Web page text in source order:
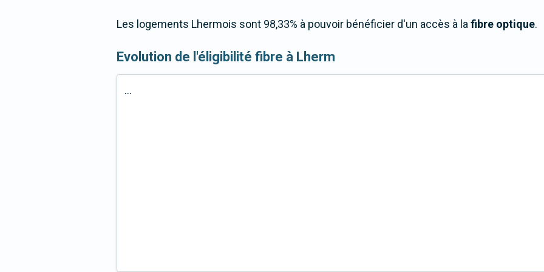
Les logements Lhermois sont 98,33% à pouvoir bénéficier d'un accès à lafibre optique.
Evolution de l'éligibilité fibre à Lherm
...